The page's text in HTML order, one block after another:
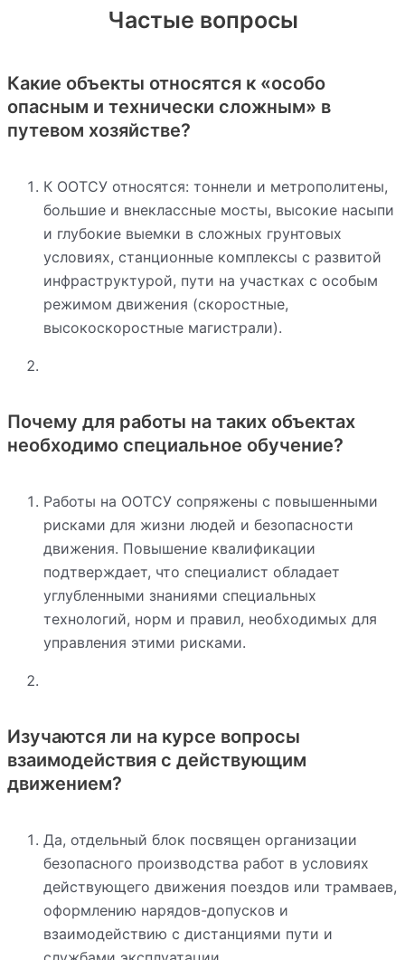
Частые вопросы
Какие объекты относятся к «особо
опасным и технически сложным» в
путевом хозяйстве?
К ООТСУ относятся: тоннели и метрополитены,
большие и внеклассные мосты, высокие насыпи
и глубокие выемки в сложных грунтовых
условиях, станционные комплексы с развитой
инфраструктурой, пути на участках с особым
режимом движения (скоростные,
высокоскоростные магистрали).
Почему для работы на таких объектах
необходимо специальное обучение?
Работы на ООТСУ сопряжены с повышенными
рисками для жизни людей и безопасности
движения. Повышение квалификации
подтверждает, что специалист обладает
углубленными знаниями специальных
технологий, норм и правил, необходимых для
управления этими рисками.
Изучаются ли на курсе вопросы
взаимодействия с действующим
движением?
Да, отдельный блок посвящен организации
безопасного производства работ в условиях
действующего движения поездов или трамваев,
оформлению нарядов-допусков и
взаимодействию с дистанциями пути и